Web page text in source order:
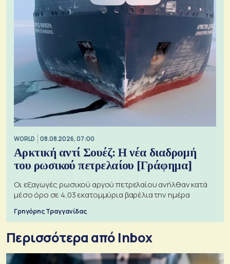
WORLD 08.08.2026, 07:00
Αρκτική αντί Σουέζ: Η νέα διαδρομή
του ρωσικού πετρελαίου [Γράφημα]
Οι εξαγωγές ρωσικού αργού πετρελαίου ανήλθαν κατά
μέσο όρο σε 4,03 εκατομμύρια βαρέλια την ημέρα
Γρηγόρης Τραγγανίδας
Περισσότερα από Inbox